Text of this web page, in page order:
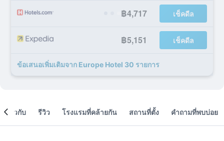
฿4,717 เช็คดีล
฿5,151 เช็คดีล
ข้อเสนอเพิ่มเติมจาก Europe Hotel 30 รายการ
เกี่ยวกับ รีวิว โรงแรมที่คล้ายกัน สถานที่ตั้ง คำถามที่พบบ่อย